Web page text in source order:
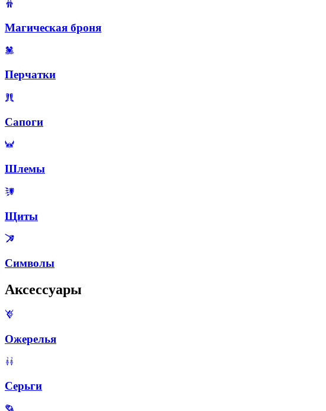
Магическая броня
Перчатки
Сапоги
Шлемы
Щиты
Символы
Аксессуары
Ожерелья
Серьги